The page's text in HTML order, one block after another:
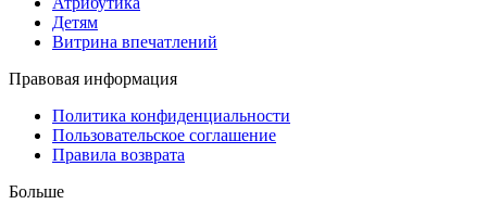
Детям
Витрина впечатлений
Правовая информация
Политика конфиденциальности
Пользовательское соглашение
Правила возврата
Больше